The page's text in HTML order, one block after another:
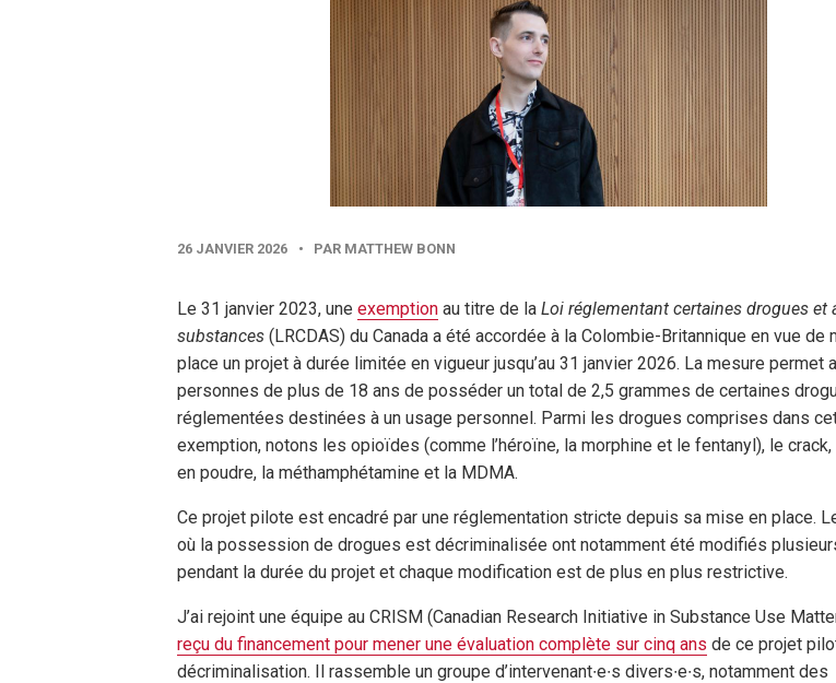
PUBLISHED
26 JANVIER 2026 • PAR MATTHEW BONN
Le 31 janvier 2023, une exemption au titre de la Loi réglementant certaines drogues et
substances (LRCDAS) du Canada a été accordée à la Colombie-Britannique en vue de
place un projet à durée limitée en vigueur jusqu’au 31 janvier 2026. La mesure permet
personnes de plus de 18 ans de posséder un total de 2,5 grammes de certaines
réglementées destinées à un usage personnel. Parmi les drogues comprises dans
exemption, notons les opioïdes (comme l’héroïne, la morphine et le fentanyl), le
en poudre, la méthamphétamine et la MDMA.
Ce projet pilote est encadré par une réglementation stricte depuis sa mise en place.
où la possession de drogues est décriminalisée ont notamment été modifiés
pendant la durée du projet et chaque modification est de plus en plus restrictive.
J’ai rejoint une équipe au CRISM (Canadian Research Initiative in Substance Use
reçu du financement pour mener une évaluation complète sur cinq ans de ce projet
décriminalisation. Il rassemble un groupe d’intervenant∙e∙s divers∙e∙s, notamment des